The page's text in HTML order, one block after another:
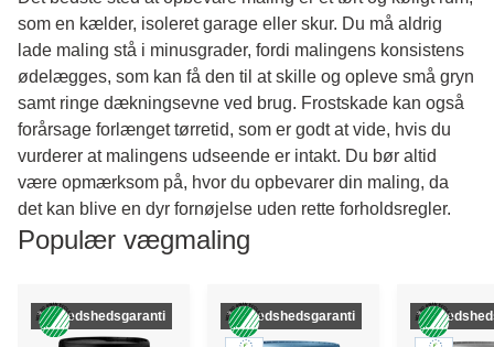
som en kælder, isoleret garage eller skur. Du må aldrig
lade maling stå i minusgrader, fordi malingens konsistens
ødelægges, som kan få den til at skille og opleve små gryn
samt ringe dækningsevne ved brug. Frostskade kan også
forårsage forlænget tørretid, som er godt at vide, hvis du
vurderer at malingens udseende er intakt. Du bør altid
være opmærksom på, hvor du opbevarer din maling, da
det kan blive en dyr fornøjelse uden rette forholdsregler.
Populær vægmaling
*Tilfredshedsgaranti *Tilfredshedsgaranti